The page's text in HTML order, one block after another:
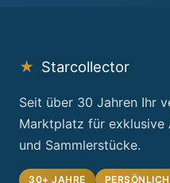
★ Starcollector
Seit über 30 Jahren Ihr
Marktplatz für exklusive
und Sammlerstücke.
30+ JAHRE